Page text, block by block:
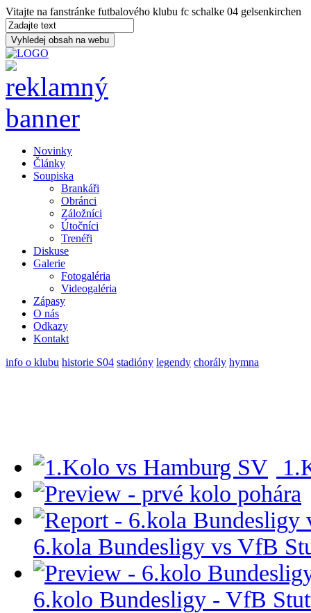
Vitajte na fanstránke futbalového klubu fc schalke 04 gelsenkirchen
Novinky
Články
Soupiska
Brankáři
Obránci
Záložníci
Útočníci
Trenéři
Diskuse
Galerie
Fotogaléria
Videogaléria
Zápasy
O nás
Odkazy
Kontakt
info o klubu historie S04 stadióny legendy chorály hymna
6.kola Bundesligy vs VfB
6.kolo Bundesligy - VfB